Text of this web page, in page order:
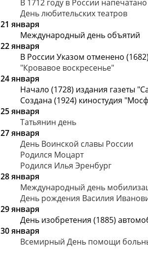
В 1712 году в России
День любительских театров
21 января
Международный день объятий
22 января
В России Указом отменено
"Кровавое воскресенье"
24 января
Начало (1728) издания газеты
Создана (1924) киностудия
25 января
Татьянин день
27 января
День Воинской славы России
Родился Моцарт
Родился Илья Эренбург
28 января
Международный день
День рождения Василия
29 января
День изобретения (1885)
30 января
Всемирный День помощи